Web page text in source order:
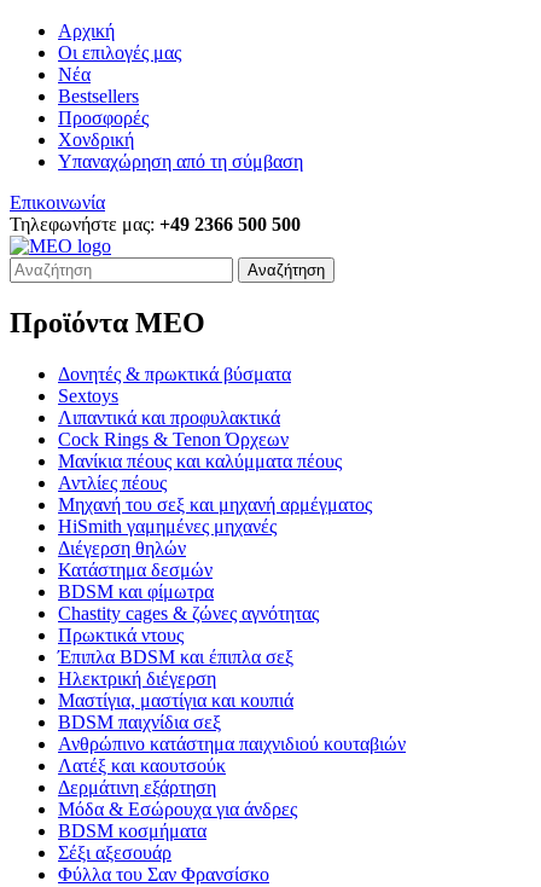
Αρχική
Οι επιλογές μας
Νέα
Bestsellers
Προσφορές
Χονδρική
Υπαναχώρηση από τη σύμβαση
Επικοινωνία
Τηλεφωνήστε μας: +49 2366 500 500
Αναζήτηση
Προϊόντα MEO
Δονητές & πρωκτικά βύσματα
Sextoys
Λιπαντικά και προφυλακτικά
Cock Rings & Tenon Όρχεων
Μανίκια πέους και καλύμματα πέους
Αντλίες πέους
Μηχανή του σεξ και μηχανή αρμέγματος
HiSmith γαμημένες μηχανές
Διέγερση θηλών
Κατάστημα δεσμών
BDSM και φίμωτρα
Chastity cages & ζώνες αγνότητας
Πρωκτικά ντους
Έπιπλα BDSM και έπιπλα σεξ
Ηλεκτρική διέγερση
Μαστίγια, μαστίγια και κουπιά
BDSM παιχνίδια σεξ
Ανθρώπινο κατάστημα παιχνιδιού κουταβιών
Λατέξ και καουτσούκ
Δερμάτινη εξάρτηση
Μόδα & Εσώρουχα για άνδρες
BDSM κοσμήματα
Σέξι αξεσουάρ
Φύλλα του Σαν Φρανσίσκο